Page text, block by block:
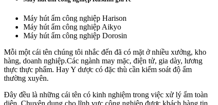
Máy hút ẩm công nghiệp Harison
Máy hút ẩm công nghiệp Aikyo
Máy hút ẩm công nghiệp Dorosin
Mỗi một cái tên chúng tôi nhắc đến đã có mặt ở nhiều xưởng, kho
hàng, doanh nghiệp.Các ngành may mặc, điện tử, gia dày, lương
thực thực phẩm. Hay Y dược có đặc thù cần kiểm soát độ ẩm
thường xuyên.
Đây đều là những cái tên có kinh nghiệm trong việc xử lý ẩm toàn
diện. Chuyên dụng cho lĩnh vực công nghiệp được khách hàng tin